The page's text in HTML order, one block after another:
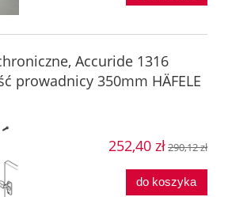
Accuride 1316
prowadnicy 350mm HÄFELE
252,40 zł290,12 zł
do koszyka